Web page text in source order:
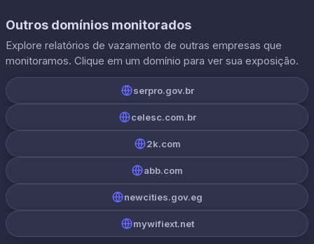
Outros domínios monitorados
Explore relatórios de vazamento de outras empresas que
monitoramos. Clique em um domínio para ver sua exposição.
serpro.gov.br
celesc.com.br
2k.com
abb.com
newcities.gov.eg
mywifiext.net